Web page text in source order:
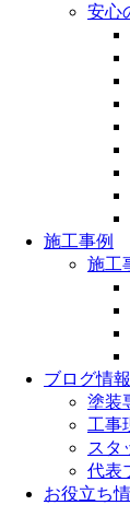
安心
施工事例
施工
ブログ情報
塗装
工事
スタ
代表
お役立ち